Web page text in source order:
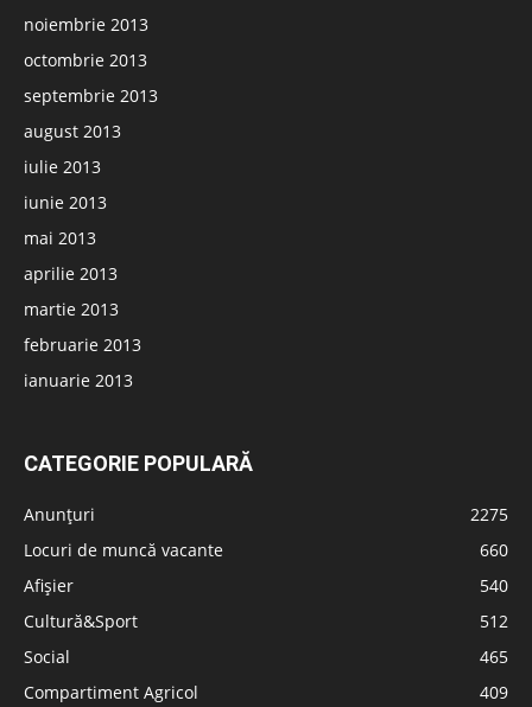
noiembrie 2013
octombrie 2013
septembrie 2013
august 2013
iulie 2013
iunie 2013
mai 2013
aprilie 2013
martie 2013
februarie 2013
ianuarie 2013
CATEGORIE POPULARĂ
Anunțuri
2275
Locuri de muncă vacante
660
Afișier
540
Cultură&Sport
512
Social
465
Compartiment Agricol
409